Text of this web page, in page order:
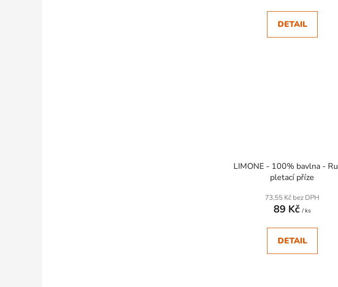
DETAIL
LIMONE - 100% bavlna -
pletací příze
73,55 Kč bez DPH
89 Kč/ ks
DETAIL